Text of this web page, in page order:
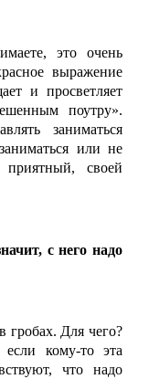
это очень
выражение
и просветляет
поутру».
заниматься
или не
своей
с него надо
гробах. Для чего?
кому-то эта
что надо